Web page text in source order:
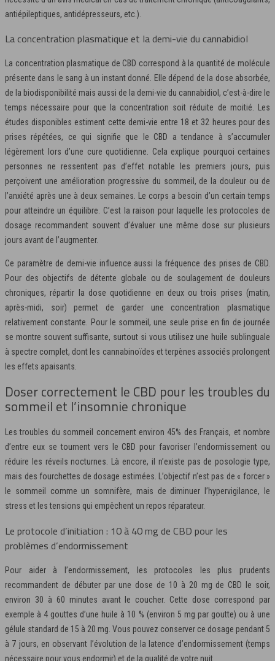
antiépileptiques, antidépresseurs, etc.).
La concentration plasmatique et la demi-vie du cannabidiol
La concentration plasmatique de CBD correspond à la quantité de molécule
présente dans le sang à un instant donné. Elle dépend de la dose absorbée,
de la biodisponibilité mais aussi de la demi-vie du cannabidiol, c’est-à-dire le
temps nécessaire pour que la concentration soit réduite de moitié. Les
études disponibles estiment cette demi-vie entre 18 et 32 heures pour des
prises répétées, ce qui signifie que le CBD a tendance à s’accumuler
légèrement lors d’une cure quotidienne. Cela explique pourquoi certaines
personnes ne ressentent pas d’effet notable les premiers jours, puis
perçoivent une amélioration progressive du sommeil, de la douleur ou de
l’anxiété après une à deux semaines. Le corps a besoin d’un certain temps
pour atteindre un équilibre. C’est la raison pour laquelle les protocoles de
dosage recommandent souvent d’évaluer une même dose sur plusieurs
jours avant de l’augmenter.
Ce paramètre de demi-vie influence aussi la fréquence des prises de CBD.
Pour des objectifs de détente globale ou de soulagement de douleurs
chroniques, répartir la dose quotidienne en deux ou trois prises (matin,
après-midi, soir) permet de garder une concentration plasmatique
relativement constante. Pour le sommeil, une seule prise en fin de journée
se montre souvent suffisante, surtout si vous utilisez une huile sublinguale
à spectre complet, dont les cannabinoïdes et terpènes associés prolongent
les effets apaisants.
Doser correctement le CBD pour les troubles du
sommeil et l’insomnie chronique
Les troubles du sommeil concernent environ 45% des Français, et nombre
d’entre eux se tournent vers le CBD pour favoriser l’endormissement ou
réduire les réveils nocturnes. Là encore, il n’existe pas de posologie type,
mais des fourchettes de dosage estimées. L’objectif n’est pas de « forcer »
le sommeil comme un somnifère, mais de diminuer l’hypervigilance, le
stress et les tensions qui empêchent un repos réparateur.
Le protocole d’initiation : 10 à 40 mg de CBD pour les
problèmes d’endormissement
Pour aider à l’endormissement, les protocoles les plus prudents
recommandent de débuter par une dose de 10 à 20 mg de CBD le soir,
environ 30 à 60 minutes avant le coucher. Cette dose correspond par
exemple à 4 gouttes d’une huile à 10 % (environ 5 mg par goutte) ou à une
gélule standard de 15 à 20 mg. Vous pouvez conserver ce dosage pendant 5
à 7 jours, en observant l’évolution de la latence d’endormissement (temps
nécessaire pour vous endormir) et de la qualité de votre nuit.